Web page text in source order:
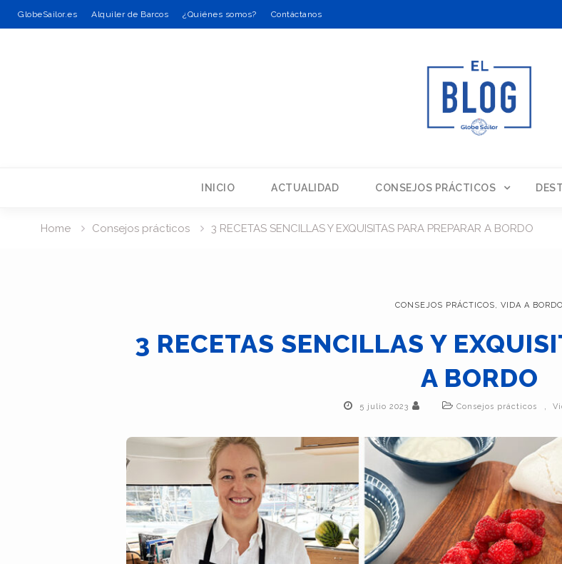
GlobeSailor.es Alquiler de Barcos ¿Quiénes somos? Contáctanos
INICIO ACTUALIDAD CONSEJOS PRÁCTICOS
Home Consejos prácticos 3 RECETAS SENCILLAS Y EXQUISITAS PARA PREPARAR A BORDO
CONSEJOS PRÁCTICOS, VIDA A BORDO
3 RECETAS SENCILLAS Y
A BORDO
5 julio 2023 Consejos prácticos